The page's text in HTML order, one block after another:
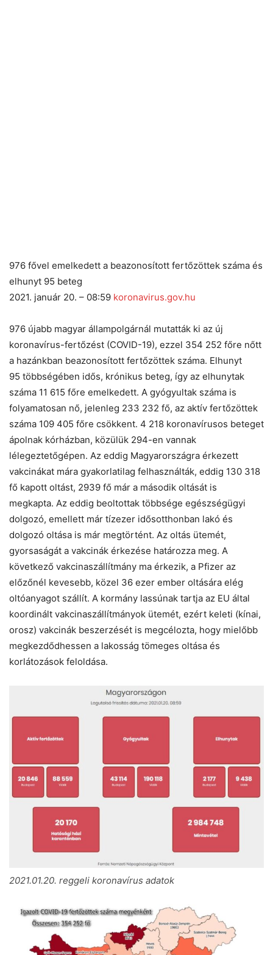
976 fővel emelkedett a beazonosított fertőzöttek száma és
elhunyt 95 beteg
2021. január 20. – 08:59 koronavirus.gov.hu
976 újabb magyar állampolgárnál mutatták ki az új
koronavírus-fertőzést (COVID-19), ezzel 354 252 főre nőtt
a hazánkban beazonosított fertőzöttek száma. Elhunyt
95 többségében idős, krónikus beteg, így az elhunytak
száma 11 615 főre emelkedett. A gyógyultak száma is
folyamatosan nő, jelenleg 233 232 fő, az aktív fertőzöttek
száma 109 405 főre csökkent. 4 218 koronavírusos beteget
ápolnak kórházban, közülük 294-en vannak
lélegeztetőgépen. Az eddig Magyarországra érkezett
vakcinákat mára gyakorlatilag felhasználták, eddig 130 318
fő kapott oltást, 2939 fő már a második oltását is
megkapta. Az eddig beoltottak többsége egészségügyi
dolgozó, emellett már tízezer idősotthonban lakó és
dolgozó oltása is már megtörtént. Az oltás ütemét,
gyorsaságát a vakcinák érkezése határozza meg. A
következő vakcinaszállítmány ma érkezik, a Pfizer az
előzőnél kevesebb, közel 36 ezer ember oltására elég
oltóanyagot szállít. A kormány lassúnak tartja az EU által
koordinált vakcinaszállítmányok ütemét, ezért keleti (kínai,
orosz) vakcinák beszerzését is megcélozta, hogy mielőbb
megkezdődhessen a lakosság tömeges oltása és
korlátozások feloldása.
2021.01.20. reggeli koronavírus adatok